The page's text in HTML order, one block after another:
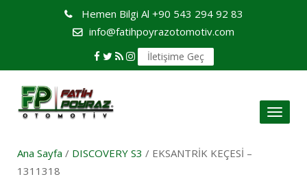
Hemen Bilgi Al +90 543 294 92 83
info@fatihpoyrazotomotiv.com
İletişime Geç
Toggle
Ana Sayfa / DISCOVERY S3 / EKSANTRİK KEÇESİ –
1311318